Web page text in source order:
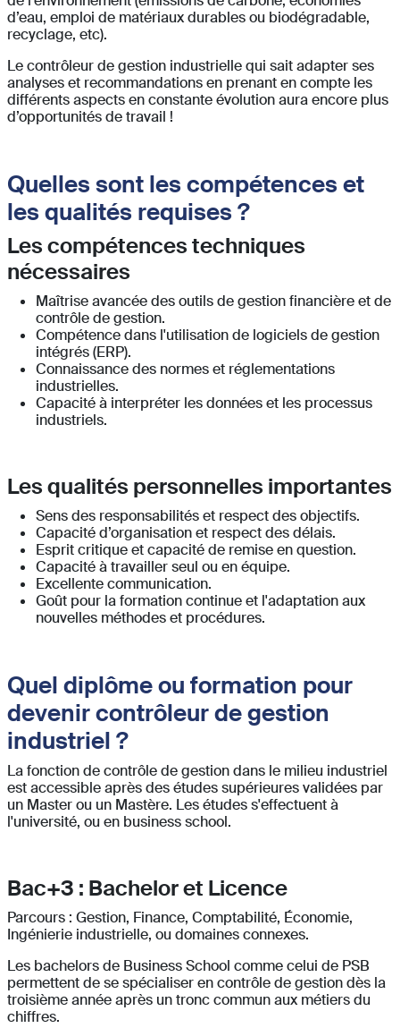
d’eau, emploi de matériaux durables ou biodégradable,
recyclage, etc).
Le contrôleur de gestion industrielle qui sait adapter ses
analyses et recommandations en prenant en compte les
différents aspects en constante évolution aura encore plus
d’opportunités de travail !
Quelles sont les compétences et
les qualités requises ?
Les compétences techniques
nécessaires
Maîtrise avancée des outils de gestion financière et de
contrôle de gestion.
Compétence dans l'utilisation de logiciels de gestion
intégrés (ERP).
Connaissance des normes et réglementations
industrielles.
Capacité à interpréter les données et les processus
industriels.
Les qualités personnelles importantes
Sens des responsabilités et respect des objectifs.
Capacité d’organisation et respect des délais.
Esprit critique et capacité de remise en question.
Capacité à travailler seul ou en équipe.
Excellente communication.
Goût pour la formation continue et l'adaptation aux
nouvelles méthodes et procédures.
Quel diplôme ou formation pour
devenir contrôleur de gestion
industriel ?
La fonction de contrôle de gestion dans le milieu industriel
est accessible après des études supérieures validées par
un Master ou un Mastère. Les études s'effectuent à
l'université, ou en business school.
Bac+3 : Bachelor et Licence
Parcours : Gestion, Finance, Comptabilité, Économie,
Ingénierie industrielle, ou domaines connexes.
Les bachelors de Business School comme celui de PSB
permettent de se spécialiser en contrôle de gestion dès la
troisième année après un tronc commun aux métiers du
chiffres.